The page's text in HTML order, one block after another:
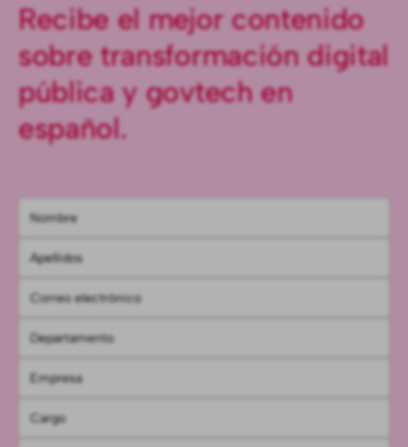
Recibe el mejor contenido
sobre transformación digital
pública y govtech en
español.